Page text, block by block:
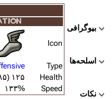
Icon
Type
Health
۱۲۵ (۱۸۵ with overheal)
Speed
۱۳۳%
بیوگرافی
اسلحه‌ها
نکات